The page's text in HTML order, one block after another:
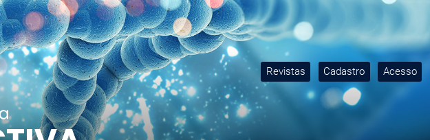
Revistas Cadastro Acesso